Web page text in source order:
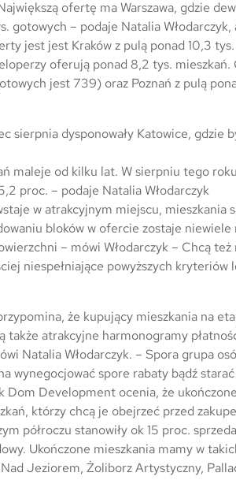
ofertę ma Warszawa, gdzie
gotowych – podaje Natalia
jest jest Kraków z pulą ponad 10,3
oferują ponad 8,2 tys.
jest 739) oraz Poznań z pulą
sierpnia dysponowały Katowice,
maleje od kilku lat. W sierpniu tego
proc. – podaje Natalia Włodarczyk
w atrakcyjnym miejscu, mieszkania
bloków w ofercie zostaje
– mówi Włodarczyk – Chcą
niespełniające powyższych kryteriów
że kupujący mieszkania na
także atrakcyjne harmonogramy
Natalia Włodarczyk. – Spora grupa
wynegocjować spore rabaty bądź
Dom Development ocenia, że
którzy chcą je obejrzeć przed
półroczu stanowiły ok 15 proc.
Ukończone mieszkania mamy w
Jeziorem, Żoliborz Artystyczny,